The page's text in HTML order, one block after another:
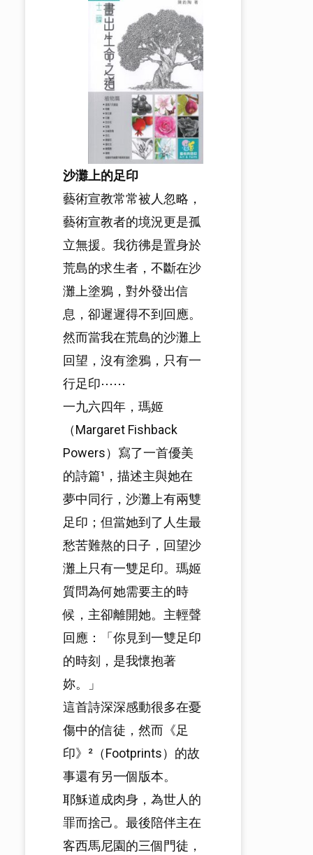
沙灘上的足印
藝術宣教常常被人忽略，
藝術宣教者的境況更是孤
立無援。我彷彿是置身於
荒島的求生者，不斷在沙
灘上塗鴉，對外發出信
息，卻遲遲得不到回應。
然而當我在荒島的沙灘上
回望，沒有塗鴉，只有一
行足印⋯⋯
一九六四年，瑪姬
（Margaret Fishback
Powers）寫了一首優美
的詩篇¹，描述主與她在
夢中同行，沙灘上有兩雙
足印；但當她到了人生最
愁苦難熬的日子，回望沙
灘上只有一雙足印。瑪姬
質問為何她需要主的時
候，主卻離開她。主輕聲
回應：「你見到一雙足印
的時刻，是我懷抱著
妳。」
這首詩深深感動很多在憂
傷中的信徒，然而《足
印》²（Footprints）的故
事還有另一個版本。
耶穌道成肉身，為世人的
罪而捨己。最後陪伴主在
客西馬尼園的三個門徒，